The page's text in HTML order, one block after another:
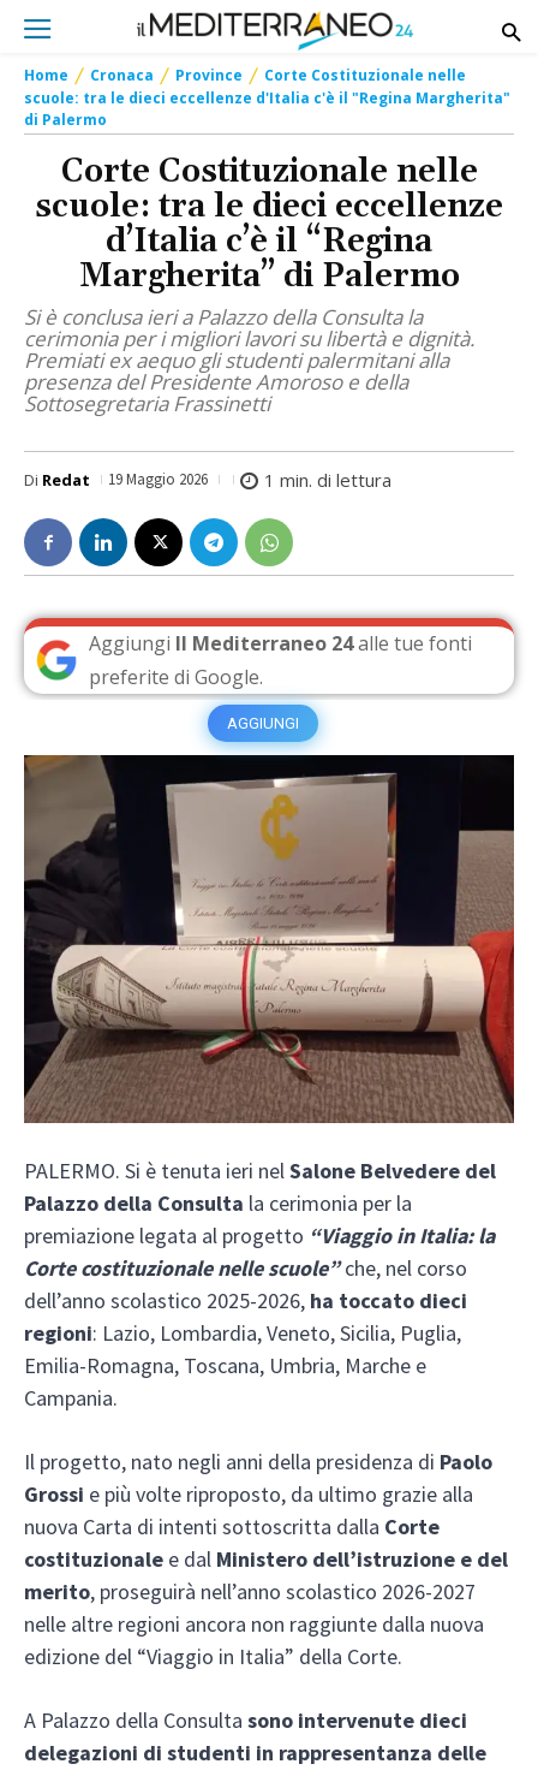
Home Cronaca Province
Corte Costituzionale nelle
scuole: tra le dieci eccellenze d'Italia c'è il "Regina Margherita"
di Palermo
Corte Costituzionale nelle
scuole: tra le dieci eccellenze
d’Italia c’è il “Regina
Margherita” di Palermo
Si è conclusa ieri a Palazzo della Consulta la
cerimonia per i migliori lavori su libertà e dignità.
Premiati ex aequo gli studenti palermitani alla
presenza del Presidente Amoroso e della
Sottosegretaria Frassinetti
Di Redat 19 Maggio 2026 1 min. di lettura
Aggiungi Il Mediterraneo 24alle tue fonti
preferite di Google.
AGGIUNGI
PALERMO. Si è tenuta ieri nelSalone Belvedere del
Palazzo della Consulta la cerimonia per la
premiazione legata al progetto “Viaggio in Italia: la
Corte costituzionale nelle scuole”che, nel corso
dell’anno scolastico 2025-2026, ha toccato dieci
regioni: Lazio, Lombardia, Veneto, Sicilia, Puglia,
Emilia-Romagna, Toscana, Umbria, Marche e
Campania.
Il progetto, nato negli anni della presidenza di Paolo
Grossi e più volte riproposto, da ultimo grazie alla
nuova Carta di intenti sottoscritta dalla Corte
costituzionale e dal Ministero dell’istruzione e del
merito, proseguirà nell’anno scolastico 2026-2027
nelle altre regioni ancora non raggiunte dalla nuova
edizione del “Viaggio in Italia” della Corte.
A Palazzo della Consulta sono intervenute dieci
delegazioni di studenti in rappresentanza delle